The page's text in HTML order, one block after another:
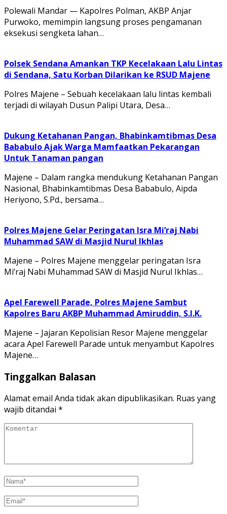
Polewali Mandar — Kapolres Polman, AKBP Anjar
Purwoko, memimpin langsung proses pengamanan
eksekusi sengketa lahan…
Polsek Sendana Amankan TKP Kecelakaan Lalu Lintas
di Sendana, Satu Korban Dilarikan ke RSUD Majene
Polres Majene – Sebuah kecelakaan lalu lintas kembali
terjadi di wilayah Dusun Palipi Utara, Desa…
Dukung Ketahanan Pangan, Bhabinkamtibmas Desa
Bababulo Ajak Warga Mamfaatkan Pekarangan
Untuk Tanaman pangan
Majene – Dalam rangka mendukung Ketahanan Pangan
Nasional, Bhabinkamtibmas Desa Bababulo, Aipda
Heriyono, S.Pd., bersama…
Polres Majene Gelar Peringatan Isra Mi’raj Nabi
Muhammad SAW di Masjid Nurul Ikhlas
Majene – Polres Majene menggelar peringatan Isra
Mi’raj Nabi Muhammad SAW di Masjid Nurul Ikhlas…
Apel Farewell Parade, Polres Majene Sambut
Kapolres Baru AKBP Muhammad Amiruddin, S.I.K.
Majene – Jajaran Kepolisian Resor Majene menggelar
acara Apel Farewell Parade untuk menyambut Kapolres
Majene…
Tinggalkan Balasan
Alamat email Anda tidak akan dipublikasikan. Ruas yang
wajib ditandai *